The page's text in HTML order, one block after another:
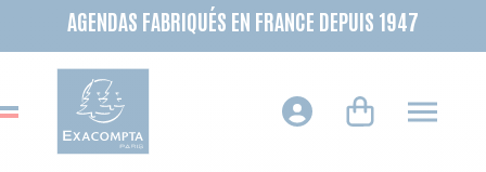
AGENDAS FABRIQUÉS EN FRANCE DEPUIS 1947